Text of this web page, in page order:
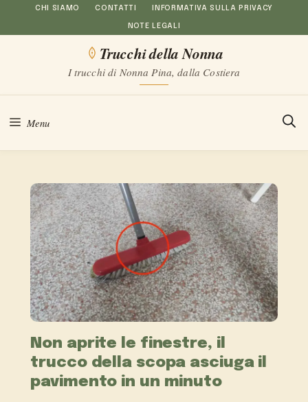
al
CHI SIAMO CONTATTI INFORMATIVA SULLA PRIVACY
NOTE LEGALI
Trucchi della Nonna
I trucchi di Nonna Pina, dalla Costiera
Menu
Non aprite le finestre, il
trucco della scopa asciuga il
pavimento in un minuto